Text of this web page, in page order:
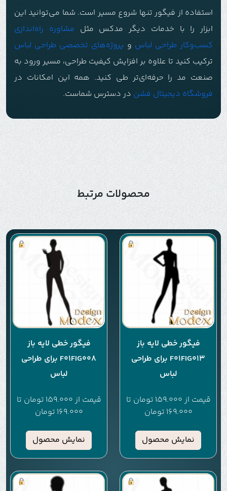
استفاده از فیگور تنها شروع مسیر است. شما می‌توانید این
ابزار را با خدمات دیگر مدکس مثل مشاوره راه‌اندازی
کسب‌وکار طراحی لباس و پروژه‌های تخصصی طراحی لباس
ترکیب کنید تا علاوه بر افزایش کیفیت طراحی، مسیر ورود به
صنعت مد را حرفه‌ای‌تر طی کنید. همه این امکانات در
فروشگاه دیجیتال فشن در دسترس شماست.
محصولات مرتبط
فیگور خطی لایه باز
F01FIG013 برای طراحی
لباس
قیمت از159.000 تومان تا
169.000 تومان
نمایش محصول
فیگور خطی لایه باز
F01FIG008 برای طراحی
لباس
قیمت از159.000 تومان تا
169.000 تومان
نمایش محصول